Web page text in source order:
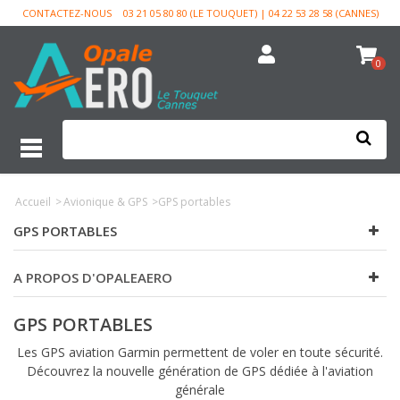
CONTACTEZ-NOUS 03 21 05 80 80 (LE TOUQUET) | 04 22 53 28 58 (CANNES)
0
Accueil >Avionique & GPS >GPS portables
GPS PORTABLES
A PROPOS D'OPALEAERO
GPS PORTABLES
Les GPS aviation Garmin permettent de voler en toute sécurité.
Découvrez la nouvelle génération de GPS dédiée à l'aviation
générale